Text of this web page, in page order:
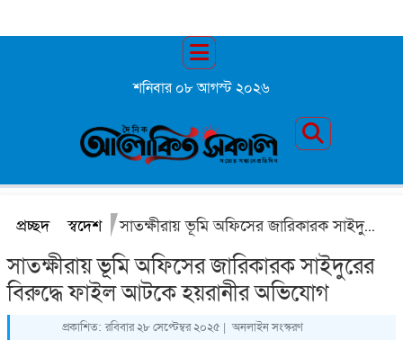
শনিবার ০৮ আগস্ট ২০২৬
প্রচ্ছদ স্বদেশ সাতক্ষীরায় ভূমি অফিসের জারিকারক সাইদুরের বিরুদ্ধে ফাইল আটকে হয়রানীর অভিযোগ
সাতক্ষীরায় ভূমি অফিসের জারিকারক সাইদুরের
বিরুদ্ধে ফাইল আটকে হয়রানীর অভিযোগ
প্রকাশিত: রবিবার ২৮ সেপ্টেম্বর ২০২৫ | অনলাইন সংস্করণ